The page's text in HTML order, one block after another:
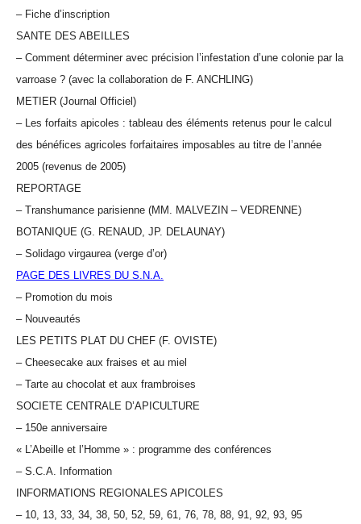
– Fiche d’inscription
SANTE DES ABEILLES
– Comment déterminer avec précision l’infestation d’une colonie par la
varroase ? (avec la collaboration de F. ANCHLING)
METIER (Journal Officiel)
– Les forfaits apicoles : tableau des éléments retenus pour le calcul
des bénéfices agricoles forfaitaires imposables au titre de l’année
2005 (revenus de 2005)
REPORTAGE
– Transhumance parisienne (MM. MALVEZIN – VEDRENNE)
BOTANIQUE (G. RENAUD, JP. DELAUNAY)
– Solidago virgaurea (verge d’or)
PAGE DES LIVRES DU S.N.A.
– Promotion du mois
– Nouveautés
LES PETITS PLAT DU CHEF (F. OVISTE)
– Cheesecake aux fraises et au miel
– Tarte au chocolat et aux frambroises
SOCIETE CENTRALE D’APICULTURE
– 150e anniversaire
« L’Abeille et l’Homme » : programme des conférences
– S.C.A. Information
INFORMATIONS REGIONALES APICOLES
– 10, 13, 33, 34, 38, 50, 52, 59, 61, 76, 78, 88, 91, 92, 93, 95